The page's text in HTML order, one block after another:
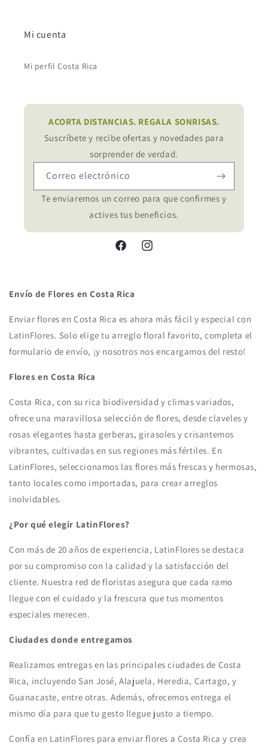
Mi cuenta
Mi perfil Costa Rica
ACORTA DISTANCIAS. REGALA SONRISAS.
Suscríbete y recibe ofertas y novedades para
sorprender de verdad.
Correo electrónico
Te enviaremos un correo para que confirmes y
actives tus beneficios.
FacebookInstagram
Envío de Flores en Costa Rica
Enviar flores en Costa Rica es ahora más fácil y especial con
LatinFlores. Solo elige tu arreglo floral favorito, completa el
formulario de envío, ¡y nosotros nos encargamos del resto!
Flores en Costa Rica
Costa Rica, con su rica biodiversidad y climas variados,
ofrece una maravillosa selección de flores, desde claveles y
rosas elegantes hasta gerberas, girasoles y crisantemos
vibrantes, cultivadas en sus regiones más fértiles. En
LatinFlores, seleccionamos las flores más frescas y hermosas,
tanto locales como importadas, para crear arreglos
inolvidables.
¿Por qué elegir LatinFlores?
Con más de 20 años de experiencia, LatinFlores se destaca
por su compromiso con la calidad y la satisfacción del
cliente. Nuestra red de floristas asegura que cada ramo
llegue con el cuidado y la frescura que tus momentos
especiales merecen.
Ciudades donde entregamos
Realizamos entregas en las principales ciudades de Costa
Rica, incluyendo San José, Alajuela, Heredia, Cartago, y
Guanacaste, entre otras. Además, ofrecemos entrega el
mismo día para que tu gesto llegue justo a tiempo.
Confía en LatinFlores para enviar flores a Costa Rica y crea